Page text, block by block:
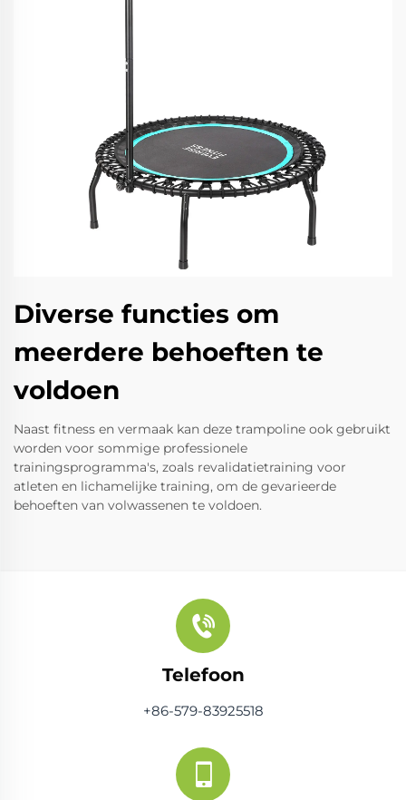
Diverse functies om
meerdere behoeften te
voldoen
Naast fitness en vermaak kan deze trampoline ook gebruikt
worden voor sommige professionele
trainingsprogramma's, zoals revalidatietraining voor
atleten en lichamelijke training, om de gevarieerde
behoeften van volwassenen te voldoen.
Telefoon
+86-579-83925518